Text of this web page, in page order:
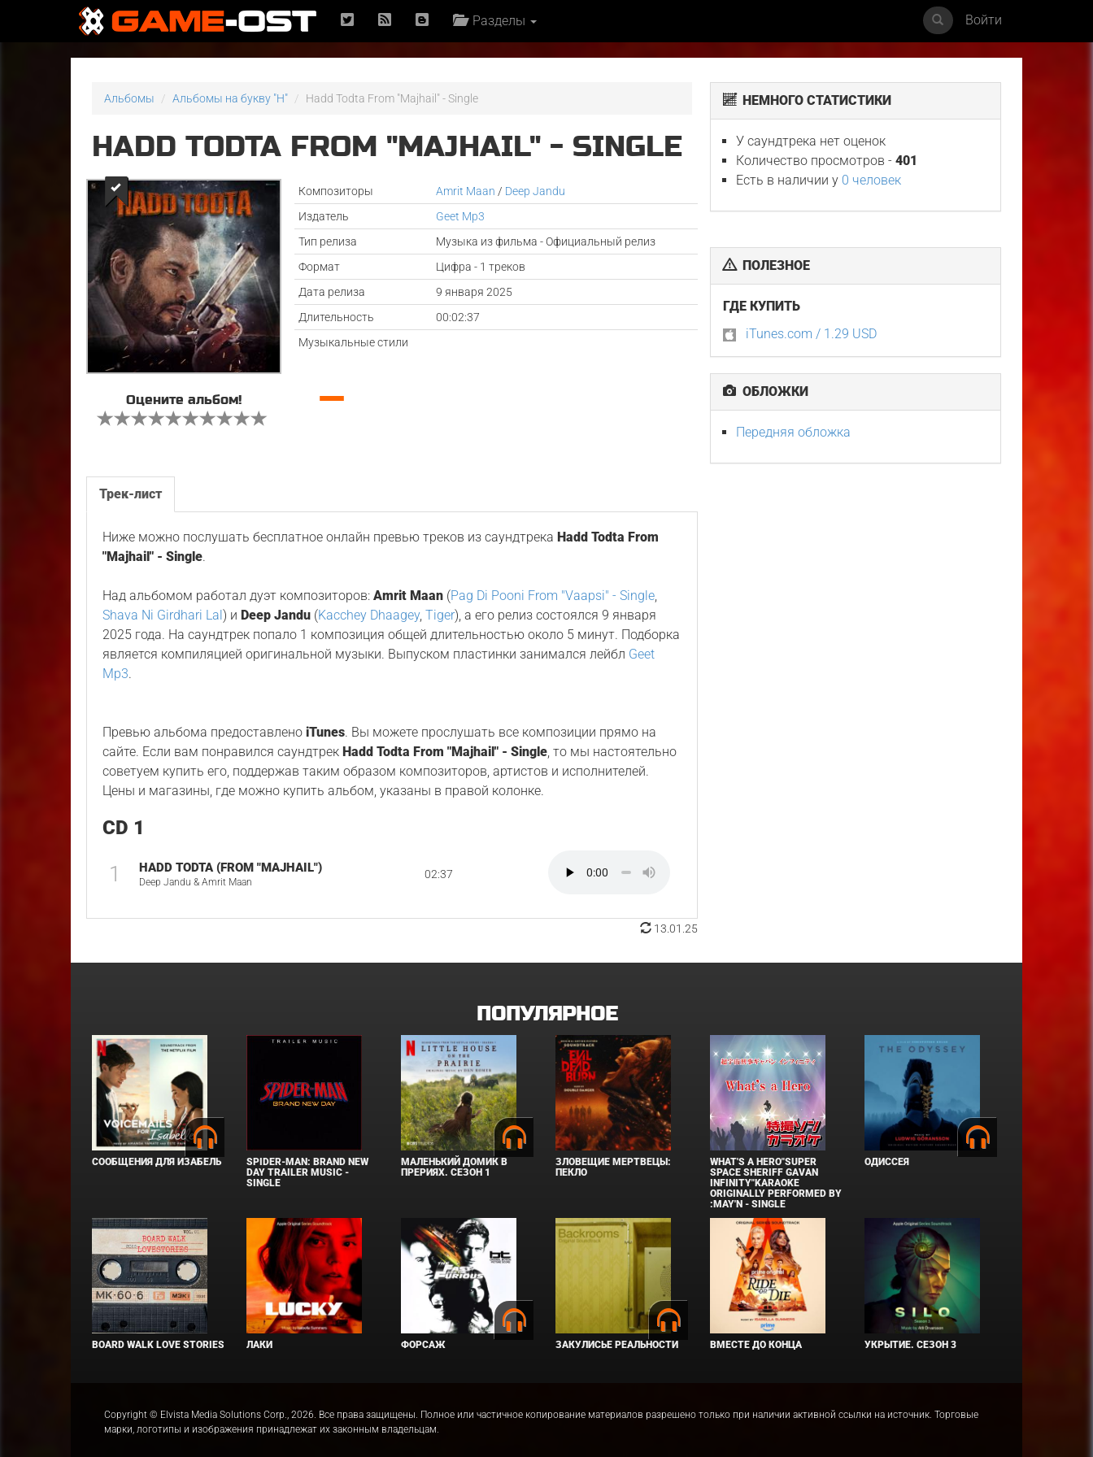
Разделы Войти
Альбомы Альбомы на букву "H" Hadd Todta From "Majhail" - Single
HADD TODTA FROM "MAJHAIL" - SINGLE
Композиторы Amrit Maan / Deep Jandu
Издатель
Geet Mp3
Тип релиза
Музыка из фильма - Официальный релиз
Формат
Цифра - 1 треков
Дата релиза
9 января 2025
Длительность
00:02:37
Музыкальные стили
Оцените альбом! —
Трек-лист
Ниже можно послушать бесплатное онлайн превью треков из саундтрека Hadd Todta From
"Majhail" - Single.
Над альбомом работал дуэт композиторов:Amrit Maan (Pag Di Pooni From "Vaapsi" - Single,
Shava Ni Girdhari Lal ) и Deep Jandu (Kacchey Dhaagey,Tiger), а его релиз состоялся 9 января
2025 года. На саундтрек попало 1 композиция общей длительностью около 5 минут. Подборка
является компиляцией оригинальной музыки. Выпуском пластинки занимался лейбл Geet
Mp3.
Превью альбома предоставленоiTunes. Вы можете прослушать все композиции прямо на
сайте. Если вам понравился саундтрек Hadd Todta From "Majhail" - Single, то мы настоятельно
советуем купить его, поддержав таким образом композиторов, артистов и исполнителей.
Цены и магазины, где можно купить альбом, указаны в правой колонке.
CD 1
1 HADD TODTA (FROM "MAJHAIL")
Deep Jandu & Amrit Maan
02:37
13.01.25
НЕМНОГО СТАТИСТИКИ
У саундтрека нет оценок
Количество просмотров -401
Есть в наличии у 0 человек
ПОЛЕЗНОЕ
ГДЕ КУПИТЬ
iTunes.com / 1.29 USD
ОБЛОЖКИ
Передняя обложка
ПОПУЛЯРНОЕ
СООБЩЕНИЯ ДЛЯ ИЗАБЕЛЬ
SPIDER-MAN: BRAND NEW
DAY TRAILER MUSIC -
SINGLE
МАЛЕНЬКИЙ ДОМИК В
ПРЕРИЯХ. СЕЗОН 1
ЗЛОВЕЩИЕ МЕРТВЕЦЫ:
ПЕКЛО
WHAT'S A HERO"SUPER
SPACE SHERIFF GAVAN
INFINITY"KARAOKE
ORIGINALLY PERFORMED BY
:MAY'N - SINGLE
ОДИССЕЯ
BOARD WALK LOVE STORIES ЛАКИ ФОРСАЖ ЗАКУЛИСЬЕ РЕАЛЬНОСТИ ВМЕСТЕ ДО КОНЦА УКРЫТИЕ. СЕЗОН 3
Copyright © Elvista Media Solutions Corp., 2026. Все права защищены. Полное или частичное копирование материалов разрешено только при наличии активной ссылки на источник. Торговые
марки, логотипы и изображения принадлежат их законным владельцам.